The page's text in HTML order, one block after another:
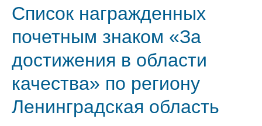
Список награжденных
почетным знаком «За
достижения в области
качества» по региону
Ленинградская область